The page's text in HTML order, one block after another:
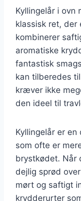
Kyllingelår i ovn
klassisk ret, der
kombinerer
aromatiske
fantastisk
kan tilberedes
kræver ikke
den ideel til
Kyllingelår er
som ofte er
brystkødet. Når
dejlig sprød
mørt og saftigt
krydderurter